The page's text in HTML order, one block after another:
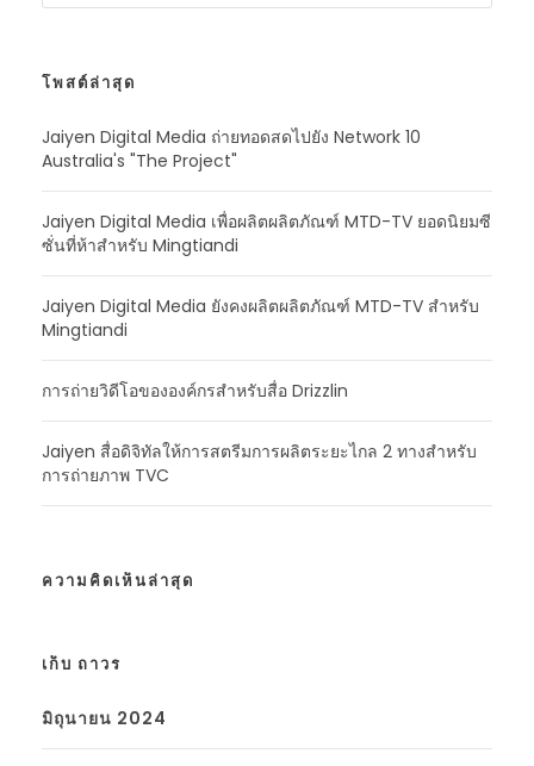
โพสต์ล่าสุด
Jaiyen Digital Media ถ่ายทอดสดไปยัง Network 10
Australia's "The Project"
Jaiyen Digital Media เพื่อผลิตผลิตภัณฑ์ MTD-TV ยอดนิยมซี
ซั่นที่ห้าสําหรับ Mingtiandi
Jaiyen Digital Media ยังคงผลิตผลิตภัณฑ์ MTD-TV สําหรับ
Mingtiandi
การถ่ายวิดีโอขององค์กรสําหรับสื่อ Drizzlin
Jaiyen สื่อดิจิทัลให้การสตรีมการผลิตระยะไกล 2 ทางสําหรับ
การถ่ายภาพ TVC
ความคิดเห็นล่าสุด
เก็บ ถาวร
มิถุนายน 2024